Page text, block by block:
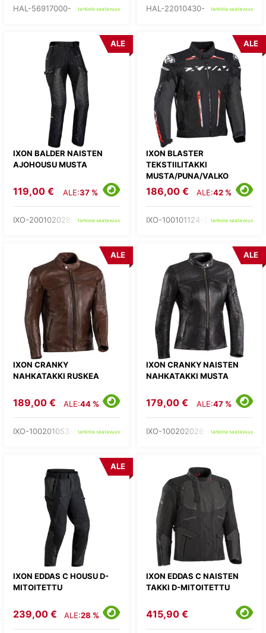
HAL-56917000- tarkista saatavuus HAL-22010430- tarkista saatavuus
IXON BALDER NAISTEN
AJOHOUSU MUSTA
ALE
119,00 € ALE:37 %
IXO-200102028-01-tarkista saatavuus
IXON BLASTER
TEKSTIILITAKKI
MUSTA/PUNA/VALKO
ALE
186,00 € ALE:42 %
IXO-100101124-27-tarkista saatavuus
IXON CRANKY
NAHKATAKKI RUSKEA
ALE
189,00 € ALE:44 %
IXO-100201053-60-tarkista saatavuus
IXON CRANKY NAISTEN
NAHKATAKKI MUSTA
ALE
179,00 € ALE:47 %
IXO-100202026-01-tarkista saatavuus
IXON EDDAS C HOUSU D-
MITOITETTU
ALE
239,00 € ALE:28 %
IXON EDDAS C NAISTEN
TAKKI D-MITOITETTU
415,90 €